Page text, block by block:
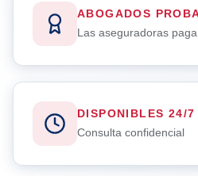
ABOGADOS
Las aseguradoras
DISPONIBLES 24/7
Consulta confidencial